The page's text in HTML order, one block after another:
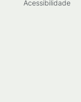
Acessibilidade